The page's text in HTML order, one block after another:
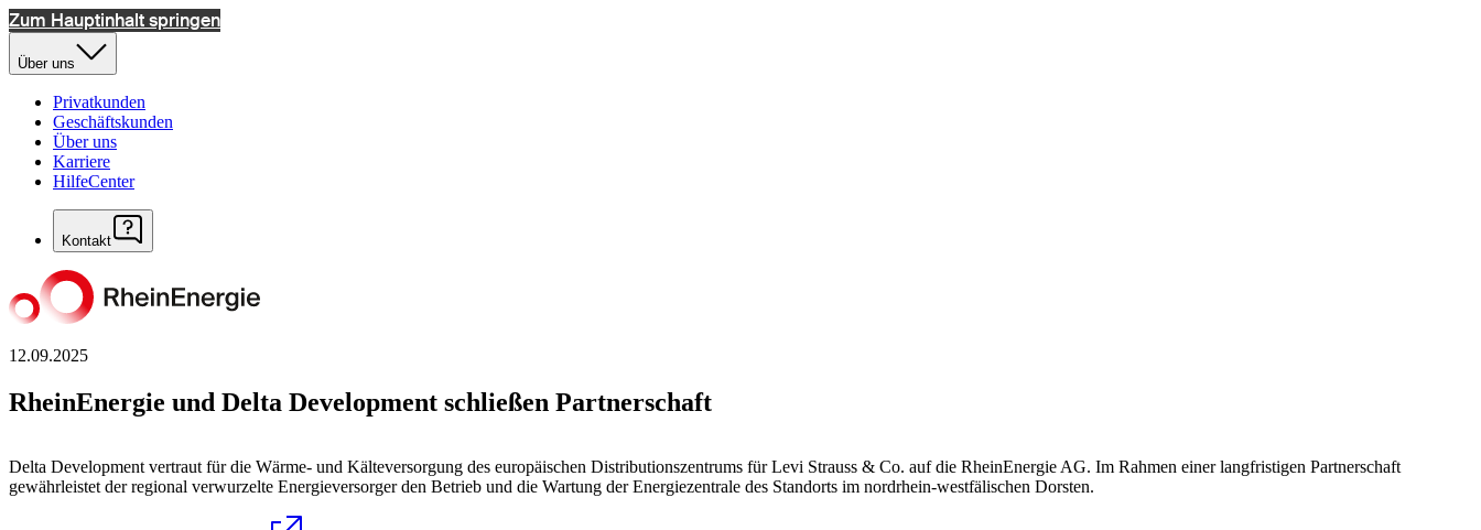
Zum Hauptinhalt springen
Über uns
Privatkunden
Geschäftskunden
Über uns
Karriere
HilfeCenter
Kontakt
12.09.2025
RheinEnergie und Delta Development schließen Partnerschaft
Delta Development vertraut für die Wärme- und Kälteversorgung des europäischen Distributionszentrums für Levi Strauss & Co. auf die RheinEnergie AG. Im Rahmen einer langfristigen Partnerschaft
gewährleistet der regional verwurzelte Energieversorger den Betrieb und die Wartung der Energiezentrale des Standorts im nordrhein-westfälischen Dorsten.